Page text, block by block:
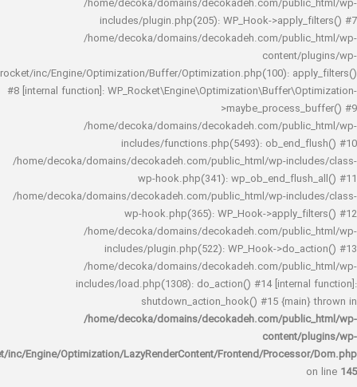
/home/decoka/domains/decokadeh.com/
includes/plugin.php(205): WP_Hook-
/home/decoka/domains/decokadeh.com/
rocket/inc/Engine/Optimization/Buffer/Optimization.php(100):
#8 [internal function]:
/home/decoka/domains/decokadeh.com/
includes/functions.php(5493):
/home/decoka/domains/decokadeh.com/public_html/wp-
wp-hook.php(341):
/home/decoka/domains/decokadeh.com/public_html/wp-
wp-hook.php(365): WP_Hook-
/home/decoka/domains/decokadeh.com/
includes/plugin.php(522): WP_Hook-
/home/decoka/domains/decokadeh.com/
includes/load.php(1308): do_action() #14
shutdown_action_hook() #15
/home/decoka/domains/decokadeh.com/
rocket/inc/Engine/Optimization/LazyRenderContent/Frontend/